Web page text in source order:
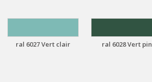
ral 6027 Vert clair ral 6028 Vert pin